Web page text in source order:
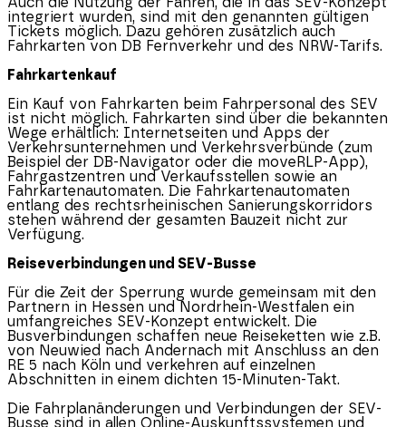
integriert wurden, sind mit den genannten gültigen
Tickets möglich. Dazu gehören zusätzlich auch
Fahrkarten von DB Fernverkehr und des NRW-Tarifs.
Fahrkartenkauf
Ein Kauf von Fahrkarten beim Fahrpersonal des SEV
ist nicht möglich. Fahrkarten sind über die bekannten
Wege erhältlich: Internetseiten und Apps der
Verkehrsunternehmen und Verkehrsverbünde (zum
Beispiel der DB-Navigator oder die moveRLP-App),
Fahrgastzentren und Verkaufsstellen sowie an
Fahrkartenautomaten. Die Fahrkartenautomaten
entlang des rechtsrheinischen Sanierungskorridors
stehen während der gesamten Bauzeit nicht zur
Verfügung.
Reiseverbindungen und SEV-Busse
Für die Zeit der Sperrung wurde gemeinsam mit den
Partnern in Hessen und Nordrhein-Westfalen ein
umfangreiches SEV-Konzept entwickelt. Die
Busverbindungen schaffen neue Reiseketten wie z.B.
von Neuwied nach Andernach mit Anschluss an den
RE 5 nach Köln und verkehren auf einzelnen
Abschnitten in einem dichten 15-Minuten-Takt.
Die Fahrplanänderungen und Verbindungen der SEV-
Busse sind in allen Online-Auskunftssystemen und